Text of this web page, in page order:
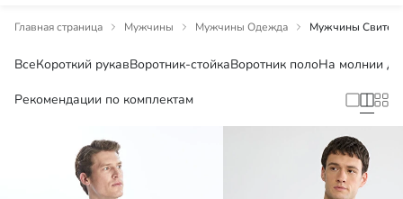
Главная страница Мужчины Мужчины Одежда Мужчины
ВсеКороткий рукавВоротник-стойкаВоротник полоНа молнии
Рекомендации по комплектам